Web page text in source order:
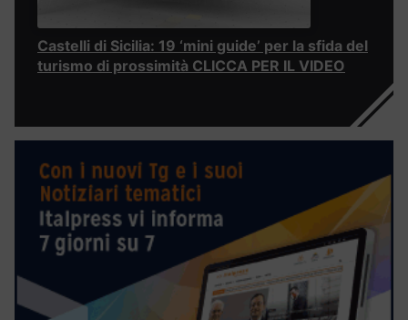
Castelli di Sicilia: 19 ‘mini guide’ per la sfida del
turismo di prossimità CLICCA PER IL VIDEO